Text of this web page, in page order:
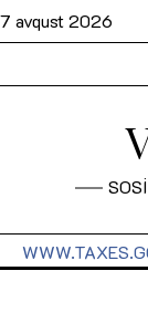
7 avqust 2026